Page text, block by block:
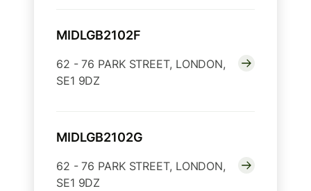
MIDLGB2102F
62 - 76 PARK STREET, LONDON,
SE1 9DZ
MIDLGB2102G
62 - 76 PARK STREET, LONDON,
SE1 9DZ